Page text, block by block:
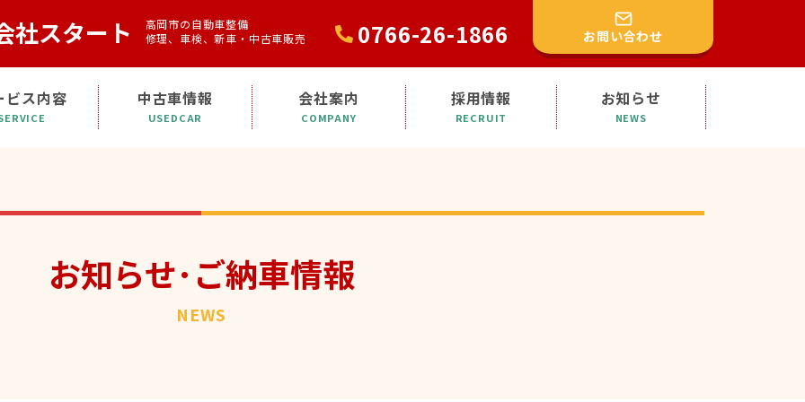
社スタート
高岡市の自動車整備
修理、車検、新車・中古車販売
0766-26-1866 お問い合わせ
ビス内容 中古車情報
USEDCAR
会社案内
COMPANY
採用情報
RECRUIT
お知らせ
NEWS
お知らせ･ご納車情報
NEWS